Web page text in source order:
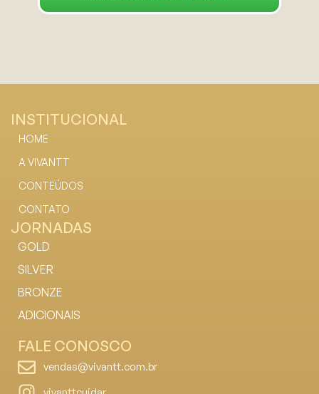
INSTITUCIONAL
HOME
A VIVANTT
CONTEÚDOS
CONTATO
JORNADAS
GOLD
SILVER
BRONZE
ADICIONAIS
FALE CONOSCO
vendas@vivantt.com.br